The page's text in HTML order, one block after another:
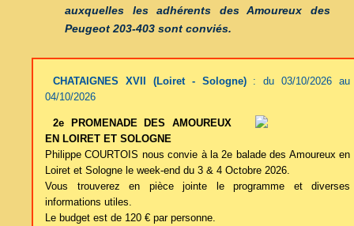
auxquelles les adhérents desAmoureux des
Peugeot 203-403 sont conviés.
CHATAIGNES XVII (Loiret - Sologne) : du 03/10/2026 au
04/10/2026
2e PROMENADE DES AMOUREUX
EN LOIRET ET SOLOGNE
Philippe COURTOIS nous convie à la 2e balade des Amoureux en
Loiret et Sologne le week-end du 3 & 4 Octobre 2026.
Vous trouverez en pièce jointe le programme et diverses
informations utiles.
Le budget est de 120 € par personne.